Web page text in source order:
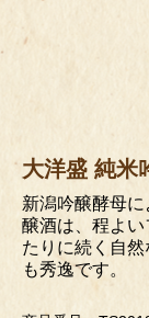
大洋盛 純
新潟吟醸酵母
醸酒は、程よ
たりに続く自
も秀逸です。